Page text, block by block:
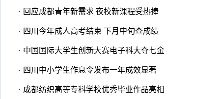
· 回应成都青年新需求 夜校新课程受热捧
· 四川今年成人高考结束 下月中旬查成绩
· 中国国际大学生创新大赛电子科大夺七金
· 四川中小学生作息令发布一年成效显著
· 成都纺织高等专科学校优秀毕业作品亮相